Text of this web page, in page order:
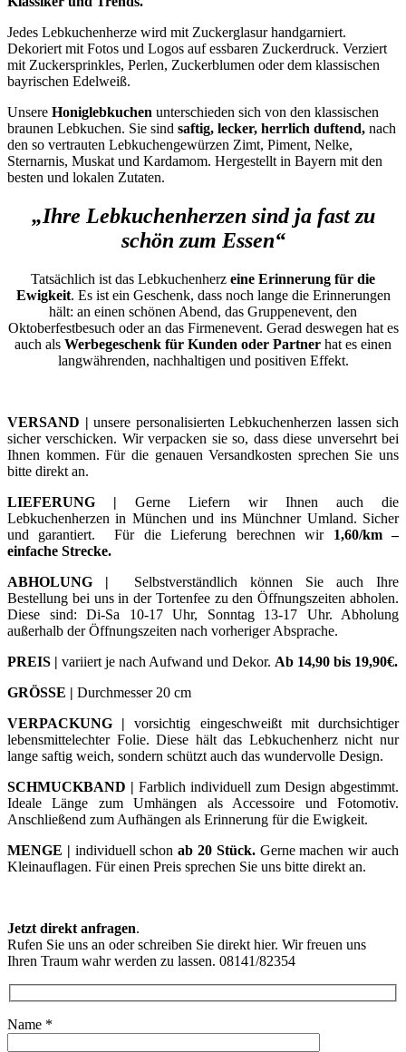
Jedes Lebkuchenherze wird mit Zuckerglasur handgarniert.
Dekoriert mit Fotos und Logos auf essbaren Zuckerdruck. Verziert
mit Zuckersprinkles, Perlen, Zuckerblumen oder dem klassischen
bayrischen Edelweiß.
Unsere Honiglebkuchen unterschieden sich von den klassischen
braunen Lebkuchen. Sie sind saftig, lecker, herrlich duftend, nach
den so vertrauten Lebkuchengewürzen Zimt, Piment, Nelke,
Sternarnis, Muskat und Kardamom. Hergestellt in Bayern mit den
besten und lokalen Zutaten.
„Ihre Lebkuchenherzen sind ja fast zu
schön zum Essen“
Tatsächlich ist das Lebkuchenherz eine Erinnerung für die
Ewigkeit. Es ist ein Geschenk, dass noch lange die Erinnerungen
hält: an einen schönen Abend, das Gruppenevent, den
Oktoberfestbesuch oder an das Firmenevent. Gerad deswegen hat es
auch als Werbegeschenk für Kunden oder Partner hat es einen
langwährenden, nachhaltigen und positiven Effekt.
VERSAND | unsere personalisierten Lebkuchenherzen lassen sich
sicher verschicken. Wir verpacken sie so, dass diese unversehrt bei
Ihnen kommen. Für die genauen Versandkosten sprechen Sie uns
bitte direkt an.
LIEFERUNG | Gerne Liefern wir Ihnen auch die
Lebkuchenherzen in München und ins Münchner Umland. Sicher
und garantiert.
Für die Lieferung berechnen wir 1,60/km –
einfache Strecke.
ABHOLUNG | Selbstverständlich können Sie auch Ihre
Bestellung bei uns in der Tortenfee zu den Öffnungszeiten abholen.
Diese sind: Di-Sa 10-17 Uhr, Sonntag 13-17 Uhr. Abholung
außerhalb der Öffnungszeiten nach vorheriger Absprache.
PREIS | variiert je nach Aufwand und Dekor. Ab 14,90 bis 19,90€.
GRÖSSE | Durchmesser 20 cm
VERPACKUNG | vorsichtig eingeschweißt mit durchsichtiger
lebensmittelechter Folie. Diese hält das Lebkuchenherz nicht nur
lange saftig weich, sondern schützt auch das wundervolle Design.
SCHMUCKBAND | Farblich individuell zum Design abgestimmt.
Ideale Länge zum Umhängen als Accessoire und Fotomotiv.
Anschließend zum Aufhängen als Erinnerung für die Ewigkeit.
MENGE | individuell schonab 20 Stück.Gerne machen wir auch
Kleinauflagen. Für einen Preis sprechen Sie uns bitte direkt an.
Jetzt direkt anfragen.
Rufen Sie uns an oder schreiben Sie direkt hier. Wir freuen uns
Ihren Traum wahr werden zu lassen. 08141/82354
Name *